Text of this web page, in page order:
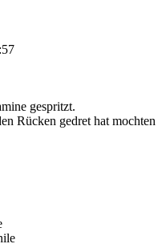
gespritzt.
Rücken gedret hat mochten